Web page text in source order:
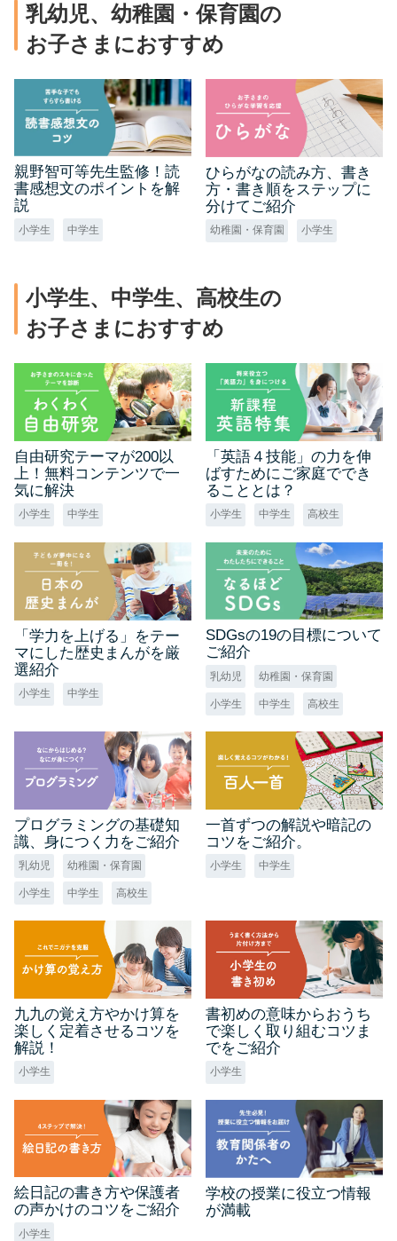
乳幼児、幼稚園・保育園の
お子さまにおすすめ
親野智可等先生監修！読
書感想文のポイントを解
説
小学生 中学生
ひらがなの読み方、書き
方・書き順をステップに
分けてご紹介
幼稚園・保育園 小学生
小学生、中学生、高校生の
お子さまにおすすめ
自由研究テーマが200以
上！無料コンテンツで一
気に解決
小学生 中学生
「英語４技能」の力を伸
ばすためにご家庭ででき
ることとは？
小学生 中学生 高校生
「学力を上げる」をテー
マにした歴史まんがを厳
選紹介
小学生 中学生
SDGsの19の目標について
ご紹介
乳幼児 幼稚園・保育園
小学生 中学生 高校生
プログラミングの基礎知
識、身につく力をご紹介
乳幼児 幼稚園・保育園
小学生 中学生 高校生
一首ずつの解説や暗記の
コツをご紹介。
小学生 中学生
九九の覚え方やかけ算を
楽しく定着させるコツを
解説！
小学生
書初めの意味からおうち
で楽しく取り組むコツま
でをご紹介
小学生
絵日記の書き方や保護者
の声かけのコツをご紹介
小学生
学校の授業に役立つ情報
が満載